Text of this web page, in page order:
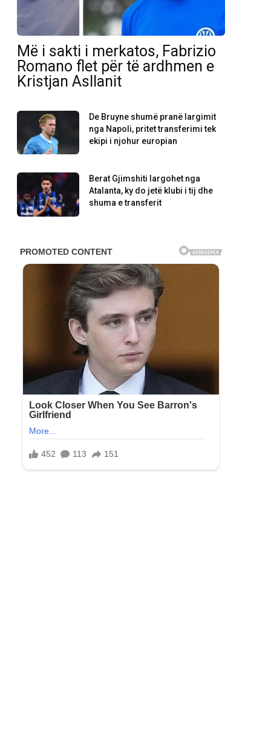
Më i sakti i merkatos, Fabrizio
Romano flet për të ardhmen e
Kristjan Asllanit
De Bruyne shumë pranë largimit
nga Napoli, pritet transferimi tek
ekipi i njohur europian
Berat Gjimshiti largohet nga
Atalanta, ky do jetë klubi i tij dhe
shuma e transferit